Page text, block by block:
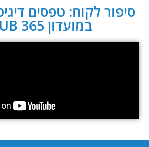
סיפור לקוח: טפסים
במועדון CLUB 365: